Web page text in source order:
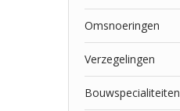
Omsnoeringen
Verzegelingen
Bouwspecialiteiten